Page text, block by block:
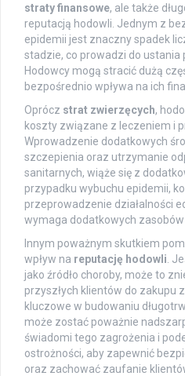
straty finansowe, ale także
reputacją hodowli. Jednym z
epidemii jest znaczny spadek
stadzie, co prowadzi do ustania
Hodowcy mogą stracić dużą
bezpośrednio wpływa na ich
Oprócz strat zwierzęcych,
koszty związane z leczeniem i
Wprowadzenie dodatkowych
szczepienia oraz utrzymanie
sanitarnych, wiąże się z
przypadku wybuchu epidemii,
przeprowadzenie działalności
wymaga dodatkowych
Innym poważnym skutkiem
wpływ na reputację hodowli .
jako źródło choroby, może to
przyszłych klientów do zakupu
kluczowe w budowaniu
może zostać poważnie
świadomi tego zagrożenia i
ostrożności, aby zapewnić
oraz zachować zaufanie